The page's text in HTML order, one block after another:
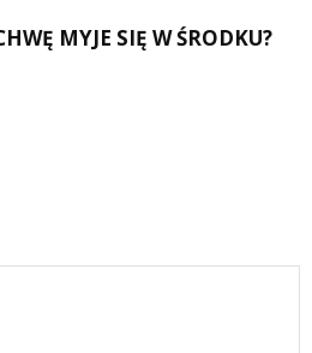
MYJE SIĘ W ŚRODKU?